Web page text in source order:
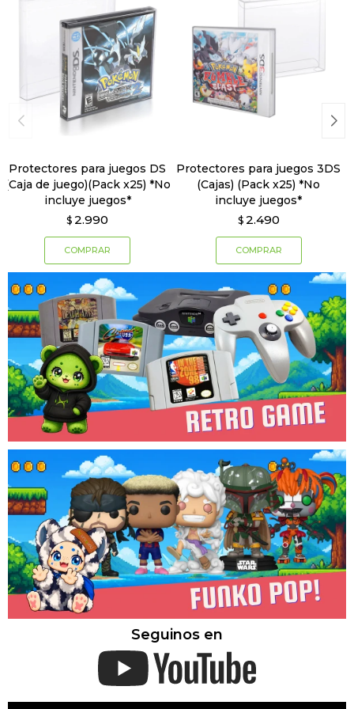
Protectores para juegos DS
(Caja de juego)(Pack x25) *No
incluye juegos*
$ 2.990
Protectores para juegos 3DS
(Cajas) (Pack x25) *No
incluye juegos*
$ 2.490
Seguinos en